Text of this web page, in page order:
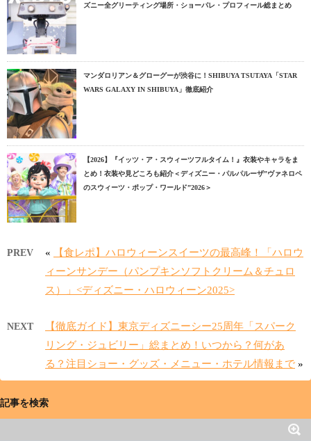
ズニー全グリーティング場所・ショーパレ・プロフィール総まとめ
マンダロリアン＆グローグーが渋谷に！SHIBUYA TSUTAYA「STAR
WARS GALAXY IN SHIBUYA」徹底紹介
【2026】『イッツ・ア・スウィーツフルタイム！』衣装やキャラをま
とめ！衣装や見どころも紹介＜ディズニー・パルパルーザ”ヴァネロペ
のスウィーツ・ポップ・ワールド”2026＞
PREV «
【食レポ】ハロウィーンスイーツの最高峰！「ハロウ
ィーンサンデー（パンプキンソフトクリーム＆チュロ
ス）」<ディズニー・ハロウィーン2025>
NEXT
【徹底ガイド】東京ディズニーシー25周年「スパーク
リング・ジュビリー」総まとめ！いつから？何があ
る？注目ショー・グッズ・メニュー・ホテル情報まで »
記事を検索